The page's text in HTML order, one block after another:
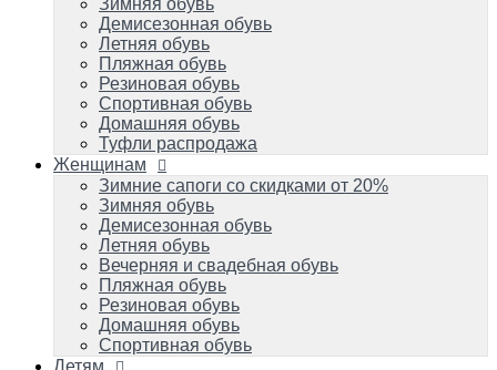
Летняя обувь
Вечерняя и свадебная обувь
Пляжная обувь
Резиновая обувь
Домашняя обувь
Спортивная обувь
Детям
Успейте купить!
Зимняя обувь
Демисезонная обувь
Летняя обувь
Школьная обувь
Пляжная обувь
Домашняя обувь
Резиновая обувь
Спортивная обувь
Обувь для танцев
Карнавальные костюмы
Демисезонная обувь
Летняя обувь
Пляжная обувь
Резиновая обувь
Спортивная обувь
Домашняя обувь
Туфли распродажа
Женщинам
Зимние сапоги со скидками от 20%
Зимняя обувь
Демисезонная обувь
Летняя обувь
Вечерняя и свадебная обувь
Пляжная обувь
Резиновая обувь
Домашняя обувь
Спортивная обувь
Детям